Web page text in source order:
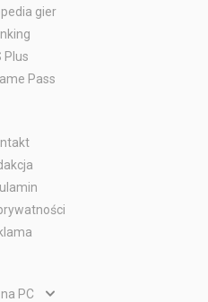
gier
Plus
Pass
PC